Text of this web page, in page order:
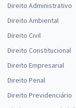
Direito Administrativo
Direito Ambiental
Direito Civil
Direito Constitucional
Direito Empresarial
Direito Penal
Direito Previdenciário